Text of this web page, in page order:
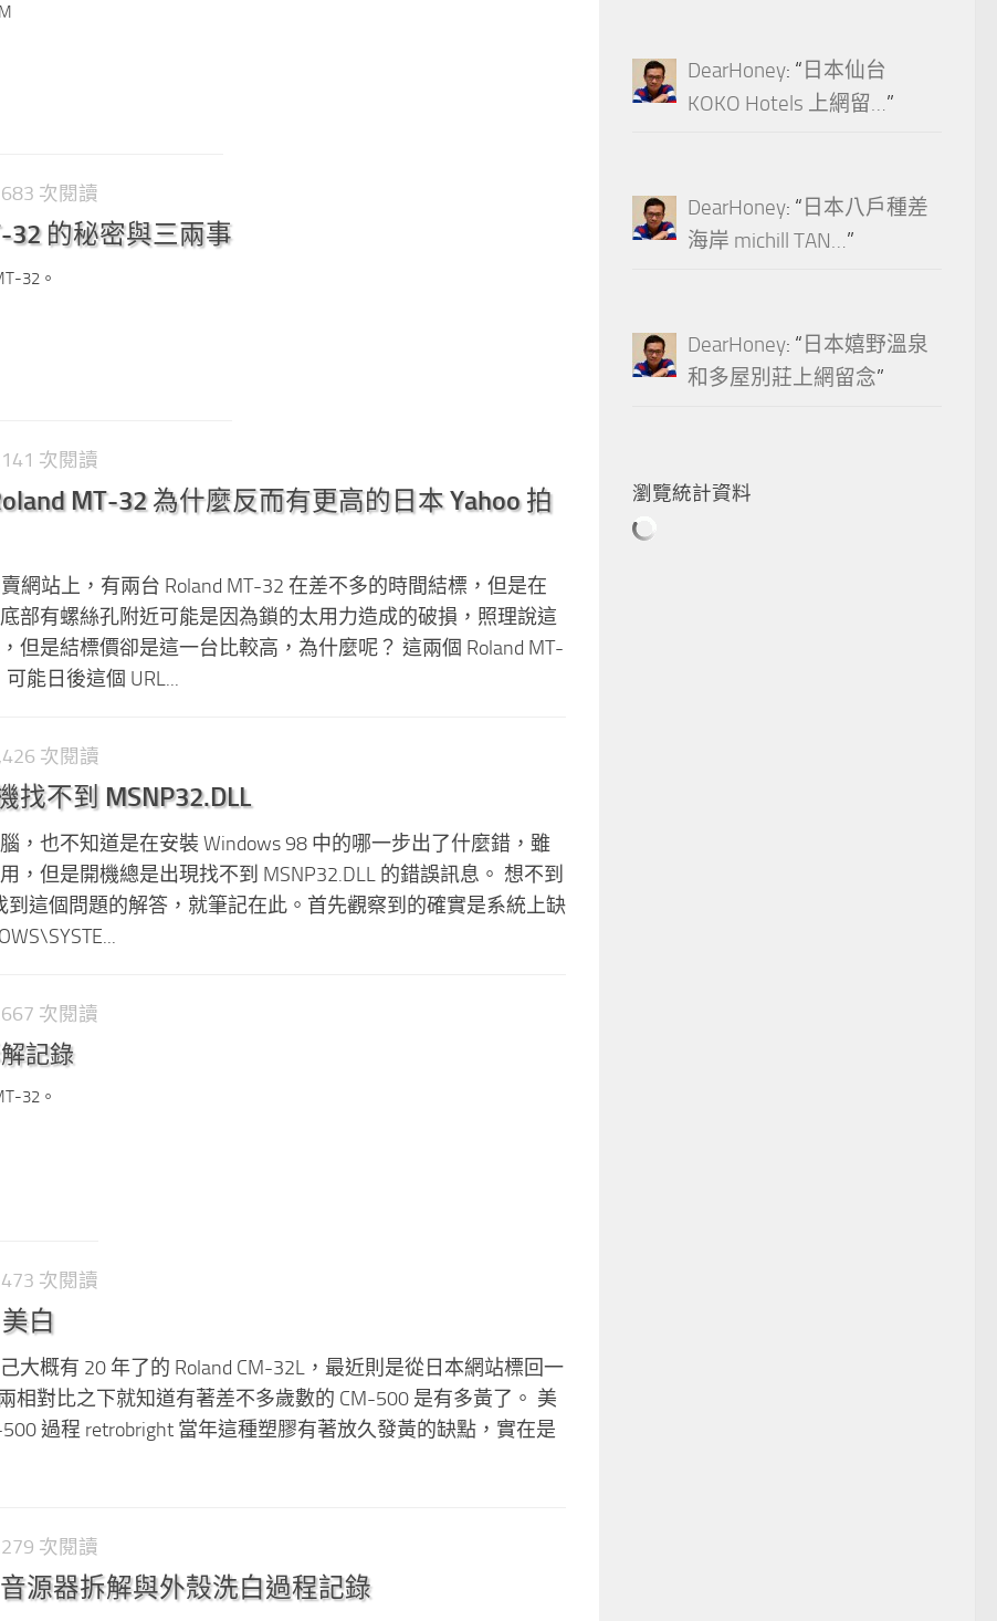
次閱讀
32 的秘密與三兩事
32。
次閱讀
MT-32 為什麼反而有更高的日本 Yahoo 拍
網站上，有兩台 Roland MT-32 在差不多的時間結標，但是在
部有螺絲孔附近可能是因為鎖的太用力造成的破損，照理說這
但是結標價卻是這一台比較高，為什麼呢？ 這兩個 Roland MT-
能日後這個 URL...
次閱讀
找不到 MSNP32.DLL
，也不知道是在安裝 Windows 98 中的哪一步出了什麼錯，雖
，但是開機總是出現找不到 MSNP32.DLL 的錯誤訊息。 想不到
到這個問題的解答，就筆記在此。首先觀察到的確實是系統上缺
次閱讀
記錄
32。
次閱讀
白
大概有 20 年了的 Roland CM-32L，最近則是從日本網站標回一
相對比之下就知道有著差不多歲數的 CM-500 是有多黃了。 美
500 過程 retrobright 當年這種塑膠有著放久發黃的缺點，實在是
次閱讀
音源器拆解與外殼洗白過程記錄
DearHoney: “ 日本仙台
KOKO Hotels 上網留…”
DearHoney: “ 日本八戶種差
海岸 michill TAN…”
DearHoney: “ 日本嬉野溫泉
和多屋別莊上網留念”
瀏覽統計資料